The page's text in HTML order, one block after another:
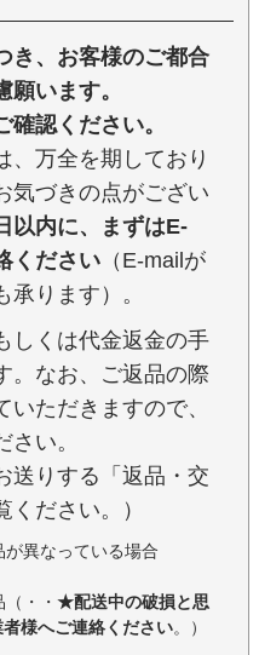
き、お客様のご都合
います。
認ください。
、万全を期しており
気づきの点がござい
以内に、まずはE-
ください （E-mailが
ります）。
しくは代金返金の手
。なお、ご返品の際
ただきますので、
い。
送りする「返品・交
ださい。）
異なっている場合
・・ ★配送中の破損と思
様へご連絡ください。）